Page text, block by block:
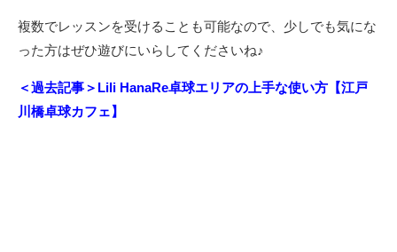
複数でレッスンを受けることも可能なので、少しでも気にな
った方はぜひ遊びにいらしてくださいね♪
＜過去記事＞Lili HanaRe卓球エリアの上手な使い方【江戸
川橋卓球カフェ】